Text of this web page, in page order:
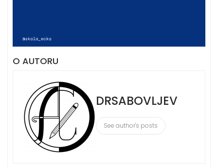
O AUTORU
DRSABOVLJEV
See author's posts